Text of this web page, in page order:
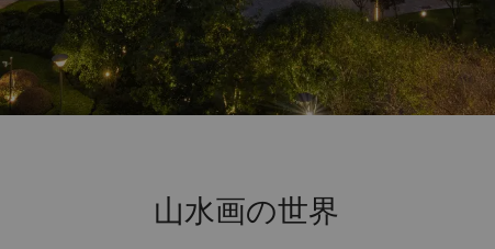
山水画の世界